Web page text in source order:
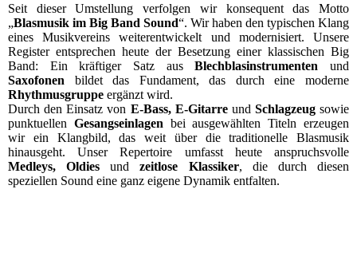
Seit dieser Umstellung verfolgen wir konsequent das Motto
„Blasmusik im Big Band Sound“. Wir haben den typischen Klang
eines Musikvereins weiterentwickelt und modernisiert. Unsere
Register entsprechen heute der Besetzung einer klassischen Big
Band: Ein kräftiger Satz ausBlechblasinstrumenten und
Saxofonen bildet das Fundament, das durch eine moderne
Rhythmusgruppe ergänzt wird.
Durch den Einsatz von E-Bass, E-Gitarreund Schlagzeugsowie
punktuellen Gesangseinlagen bei ausgewählten Titeln erzeugen
wir ein Klangbild, das weit über die traditionelle Blasmusik
hinausgeht. Unser Repertoire umfasst heute anspruchsvolle
Medleys, Oldies undzeitlose Klassiker, die durch diesen
speziellen Sound eine ganz eigene Dynamik entfalten.